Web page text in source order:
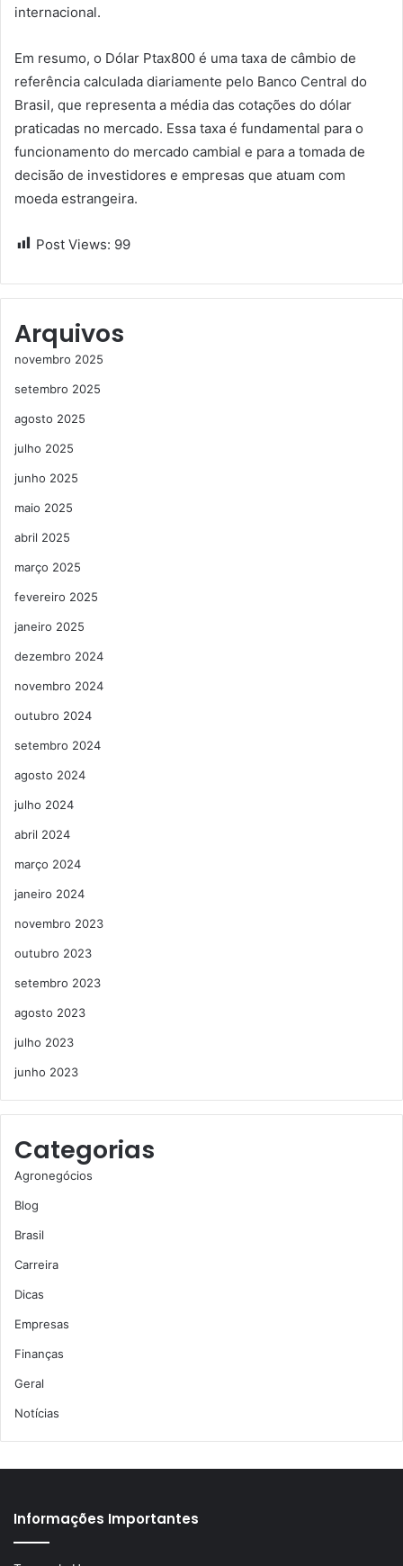
internacional.
Em resumo, o Dólar Ptax800 é uma taxa de câmbio de
referência calculada diariamente pelo Banco Central do
Brasil, que representa a média das cotações do dólar
praticadas no mercado. Essa taxa é fundamental para o
funcionamento do mercado cambial e para a tomada de
decisão de investidores e empresas que atuam com
moeda estrangeira.
Post Views: 99
Arquivos
novembro 2025
setembro 2025
agosto 2025
julho 2025
junho 2025
maio 2025
abril 2025
março 2025
fevereiro 2025
janeiro 2025
dezembro 2024
novembro 2024
outubro 2024
setembro 2024
agosto 2024
julho 2024
abril 2024
março 2024
janeiro 2024
novembro 2023
outubro 2023
setembro 2023
agosto 2023
julho 2023
junho 2023
Categorias
Agronegócios
Blog
Brasil
Carreira
Dicas
Empresas
Finanças
Geral
Notícias
Informações Importantes